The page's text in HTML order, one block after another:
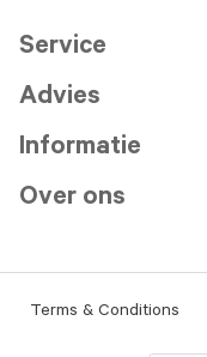
Service
Advies
Informatie
Over ons
Terms & Conditions